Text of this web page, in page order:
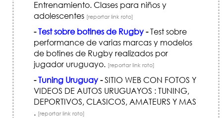
Entrenamiento. Clases para niños y
adolescentes [reportar link roto]
-Test sobre botines de Rugby-Test sobre
performance de varias marcas y modelos
de botines de Rugby realizados por
jugador uruguayo. [reportar link roto]
-Tuning Uruguay-SITIO WEB CON FOTOS Y
VIDEOS DE AUTOS URUGUAYOS : TUNING,
DEPORTIVOS, CLASICOS, AMATEURS Y MAS
. [reportar link roto]